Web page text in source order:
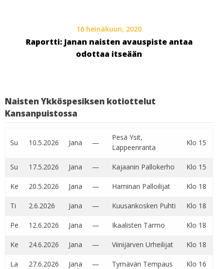
16 heinäkuun, 2020
Raportti: Janan naisten avauspiste antaa
odottaa itseään
Naisten Ykköspesiksen kotiottelut
Kansanpuistossa
Su 10.5.2026 Jana —
Pesä Ysit,
Lappeenranta
Klo 15
Su 17.5.2026 Jana — Kajaanin Pallokerho Klo 15
Ke 20.5.2026 Jana — Haminan Palloilijat Klo 18
Ti 2.6.2026 Jana — Kuusankosken Puhti Klo 18
Pe 12.6.2026 Jana — Ikaalisten Tarmo Klo 18
Ke 24.6.2026 Jana — Viinijärven Urheilijat Klo 18
La 27.6.2026 Jana — Tyrnävän Tempaus Klo 16